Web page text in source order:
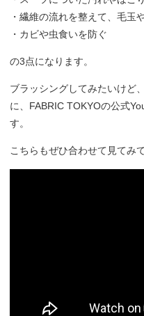
・繊維の流れを整えて、毛玉
・カビや虫食いを防ぐ
の3点になります。
ブラッシングしてみたいけど
に、FABRIC TOKYOの公式
す。
こちらもぜひ合わせて見てみ